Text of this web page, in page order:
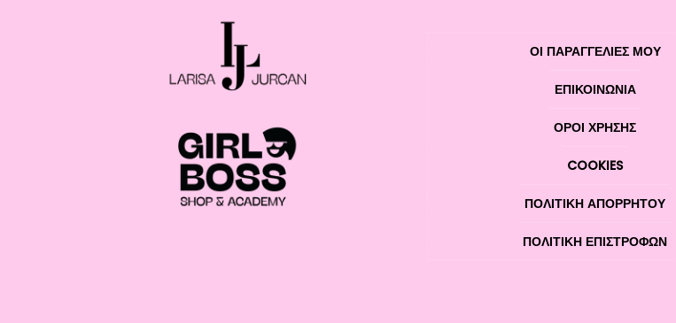
ΟΙ ΠΑΡΑΓΓΕΛΙΕΣ ΜΟΥ
ΕΠΙΚΟΙΝΩΝΊΑ
ΌΡΟΙ ΧΡΉΣΗΣ
COOKIES
ΠΟΛΙΤΙΚΉ ΑΠΟΡΡΉΤΟΥ
ΠΟΛΙΤΙΚΉ ΕΠΙΣΤΡΟΦΏΝ